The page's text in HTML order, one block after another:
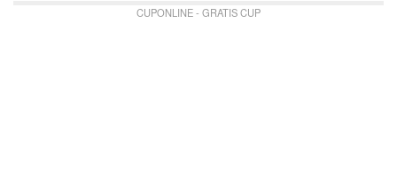
CUPONLINE - GRATIS CUP